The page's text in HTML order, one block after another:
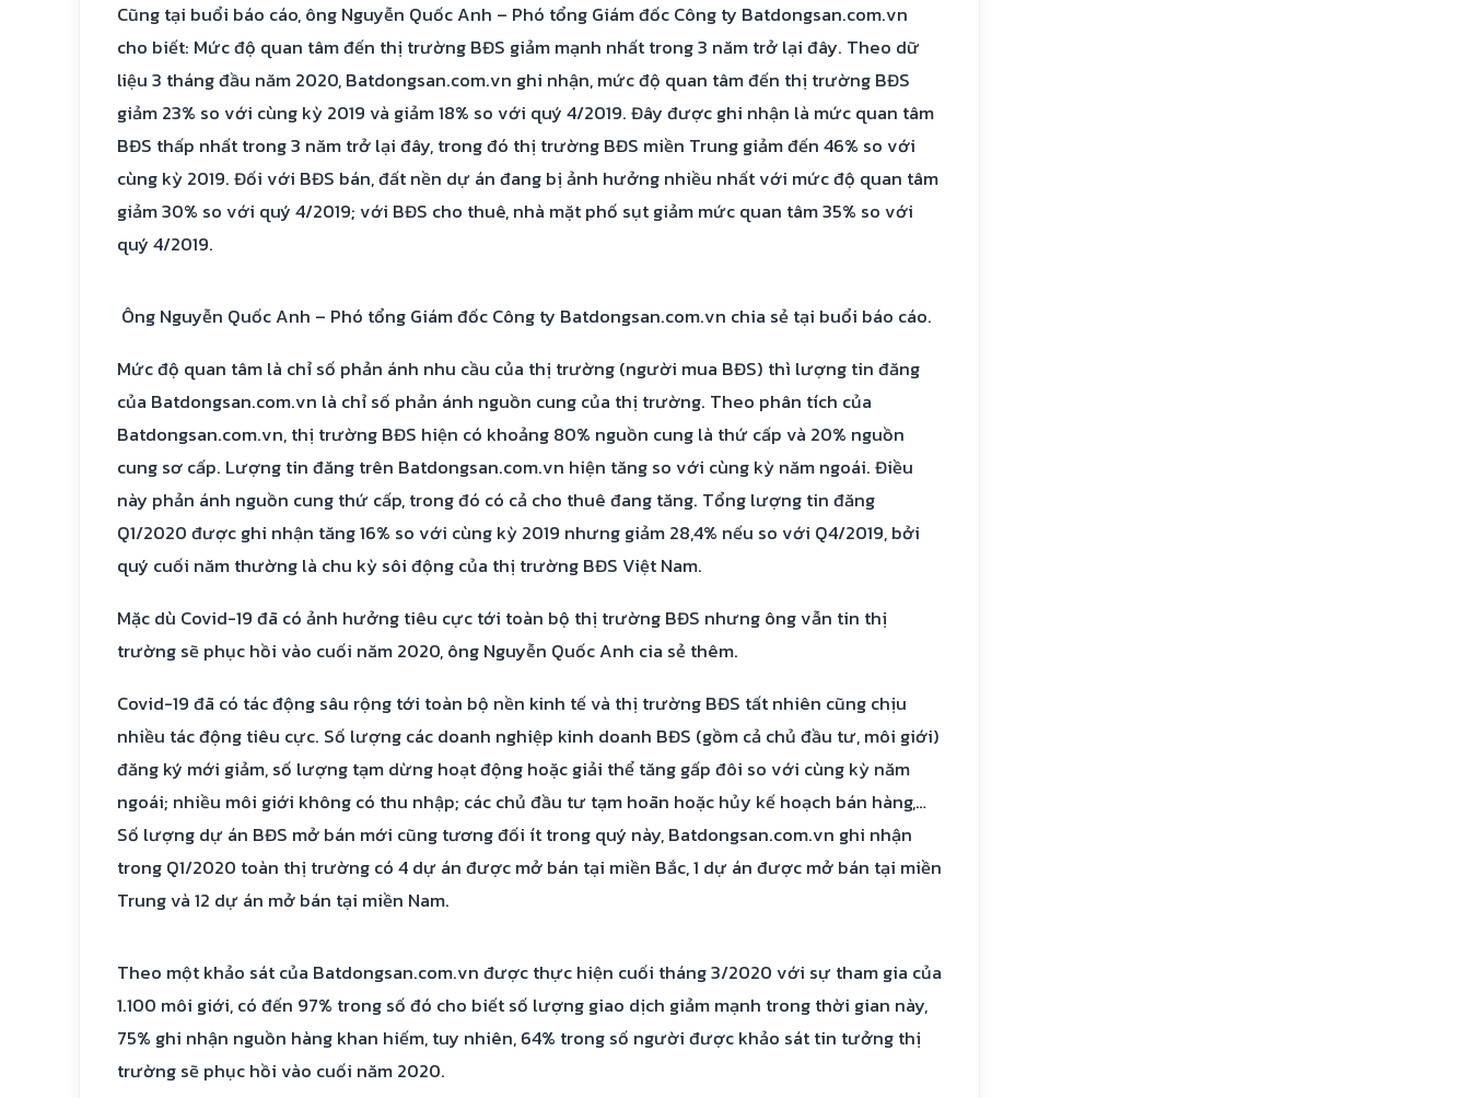
Cũng tại buổi báo cáo, ông Nguyễn Quốc Anh – Phó tổng Giám đốc Công ty Batdongsan.com.vn
cho biết: Mức độ quan tâm đến thị trường BĐS giảm mạnh nhất trong 3 năm trở lại đây. Theo dữ
liệu 3 tháng đầu năm 2020, Batdongsan.com.vn ghi nhận, mức độ quan tâm đến thị trường BĐS
giảm 23% so với cùng kỳ 2019 và giảm 18% so với quý 4/2019. Đây được ghi nhận là mức quan tâm
BĐS thấp nhất trong 3 năm trở lại đây, trong đó thị trường BĐS miền Trung giảm đến 46% so với
cùng kỳ 2019. Đối với BĐS bán, đất nền dự án đang bị ảnh hưởng nhiều nhất với mức độ quan tâm
giảm 30% so với quý 4/2019; với BĐS cho thuê, nhà mặt phố sụt giảm mức quan tâm 35% so với
quý 4/2019.
Ông Nguyễn Quốc Anh – Phó tổng Giám đốc Công ty Batdongsan.com.vn chia sẻ tại buổi báo cáo.
Mức độ quan tâm là chỉ số phản ánh nhu cầu của thị trường (người mua BĐS) thì lượng tin đăng
của Batdongsan.com.vn là chỉ số phản ánh nguồn cung của thị trường. Theo phân tích của
Batdongsan.com.vn, thị trường BĐS hiện có khoảng 80% nguồn cung là thứ cấp và 20% nguồn
cung sơ cấp. Lượng tin đăng trên Batdongsan.com.vn hiện tăng so với cùng kỳ năm ngoái. Điều
này phản ánh nguồn cung thứ cấp, trong đó có cả cho thuê đang tăng. Tổng lượng tin đăng
Q1/2020 được ghi nhận tăng 16% so với cùng kỳ 2019 nhưng giảm 28,4% nếu so với Q4/2019, bởi
quý cuối năm thường là chu kỳ sôi động của thị trường BĐS Việt Nam.
Mặc dù Covid-19 đã có ảnh hưởng tiêu cực tới toàn bộ thị trường BĐS nhưng ông vẫn tin thị
trường sẽ phục hồi vào cuối năm 2020, ông Nguyễn Quốc Anh cia sẻ thêm.
Covid-19 đã có tác động sâu rộng tới toàn bộ nền kinh tế và thị trường BĐS tất nhiên cũng chịu
nhiều tác động tiêu cực. Số lượng các doanh nghiệp kinh doanh BĐS (gồm cả chủ đầu tư, môi giới)
đăng ký mới giảm, số lượng tạm dừng hoạt động hoặc giải thể tăng gấp đôi so với cùng kỳ năm
ngoái; nhiều môi giới không có thu nhập; các chủ đầu tư tạm hoãn hoặc hủy kế hoạch bán hàng,…
Số lượng dự án BĐS mở bán mới cũng tương đối ít trong quý này, Batdongsan.com.vn ghi nhận
trong Q1/2020 toàn thị trường có 4 dự án được mở bán tại miền Bắc, 1 dự án được mở bán tại miền
Trung và 12 dự án mở bán tại miền Nam.
Theo một khảo sát của Batdongsan.com.vn được thực hiện cuối tháng 3/2020 với sự tham gia của
1.100 môi giới, có đến 97% trong số đó cho biết số lượng giao dịch giảm mạnh trong thời gian này,
75% ghi nhận nguồn hàng khan hiếm, tuy nhiên, 64% trong số người được khảo sát tin tưởng thị
trường sẽ phục hồi vào cuối năm 2020.